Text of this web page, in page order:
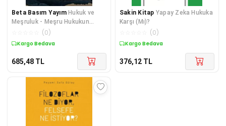
Beta Basım Yayım Hukuk ve
Meşruluk - Meşru Hukukun
Temel Unsurları
(0)
Kargo Bedava
685,48 TL
Sakin Kitap Yapay Zeka Hukuka
Karşı (Mı)?
(0)
Kargo Bedava
376,12 TL